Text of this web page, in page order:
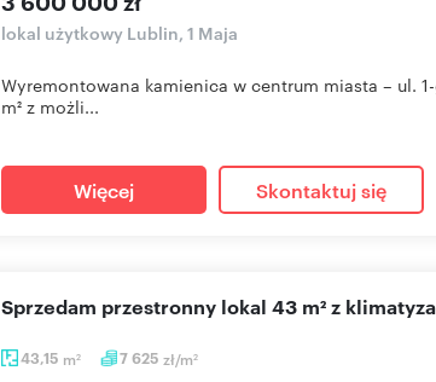
lokal użytkowy Lublin, 1 Maja
Wyremontowana kamienica w centrum miasta – ul.
m² z możli...
Więcej Skontaktuj się
43,15 m2 7 625 zł/m2
Sprzedam przestronny lokal 43 m² z